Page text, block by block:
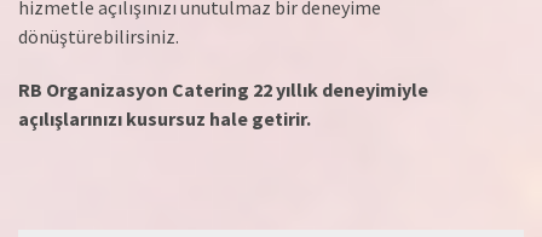
hizmetle açılışınızı unutulmaz bir deneyime
dönüştürebilirsiniz.
RB Organizasyon Catering 22 yıllık deneyimiyle
açılışlarınızı kusursuz hale getirir.